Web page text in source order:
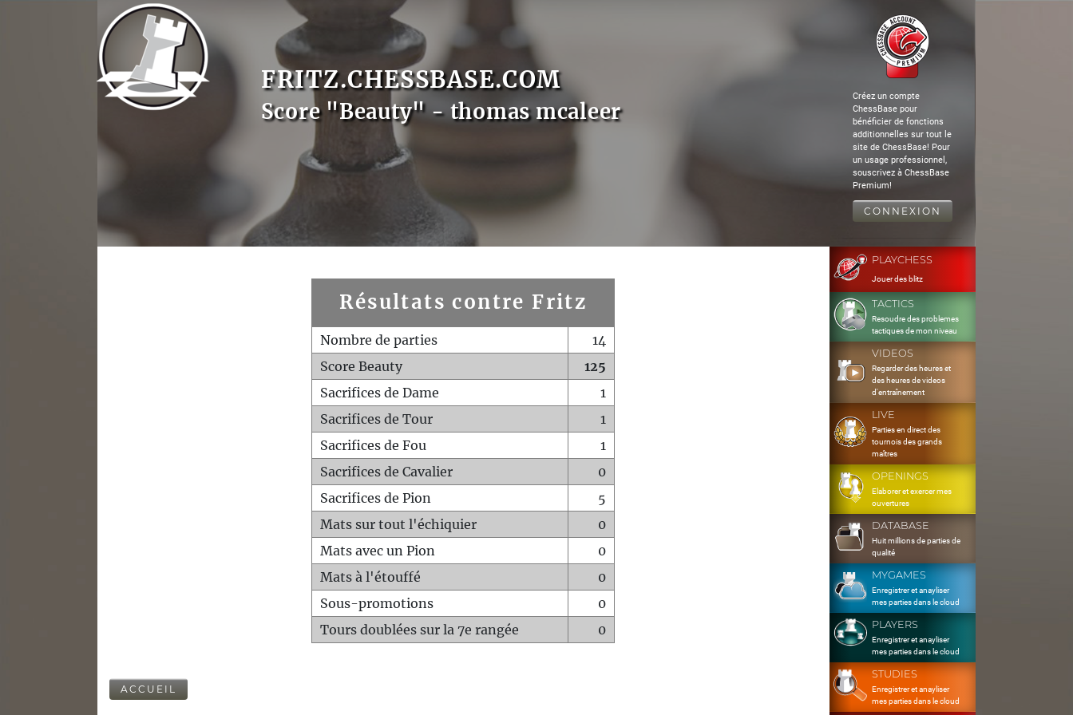
FRITZ.CHESSBASE.COM
Score "Beauty" - thomas mcaleer
Créez un compte
ChessBase pour
bénéficier de fonctions
additionnelles sur tout le
site de ChessBase! Pour
un usage professionnel,
souscrivez à ChessBase
Premium!
CONNEXION
Résultats contre Fritz
Nombre de parties
14
Score Beauty
125
Sacrifices de Dame
1
Sacrifices de Tour
1
Sacrifices de Fou
1
Sacrifices de Cavalier
0
Sacrifices de Pion
5
Mats sur tout l'échiquier
0
Mats avec un Pion
0
Mats à l'étouffé
0
Sous-promotions
0
Tours doublées sur la 7e rangée
0
ACCUEIL
PLAYCHESS
Jouer des blitz
TACTICS
Resoudre des problemes
tactiques de mon niveau
VIDEOS
Regarder des heures et
des heures de videos
d'entraînement
LIVE
Parties en direct des
tournois des grands
maîtres
OPENINGS
Elaborer et exercer mes
ouvertures
DATABASE
Huit millions de parties de
qualité
MYGAMES
Enregistrer et anayliser
mes parties dans le cloud
PLAYERS
Enregistrer et anayliser
mes parties dans le cloud
STUDIES
Enregistrer et anayliser
mes parties dans le cloud